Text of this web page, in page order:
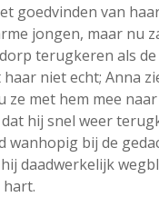
goedvinden van
jongen, maar nu
terugkeren als
niet echt; Anna
ze met hem mee
hij snel weer
wanhopig bij de
daadwerkelijk